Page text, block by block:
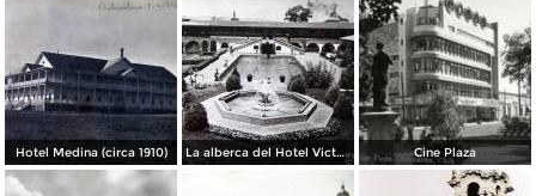
Hotel Medina (circa 1910) La alberca del Hotel Victoria. Cine Plaza